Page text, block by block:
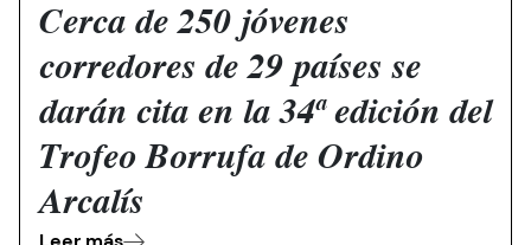
Cerca de 250 jóvenes
corredores de 29 países se
darán cita en la 34ª edición del
Trofeo Borrufa de Ordino
Arcalís